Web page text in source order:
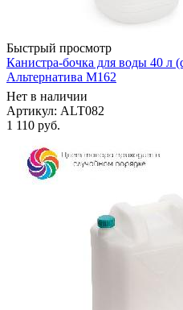
Быстрый просмотр
Канистра-бочка для воды 40 л
Альтернатива М162
Нет в наличии
Артикул: ALT082
1 110 руб.